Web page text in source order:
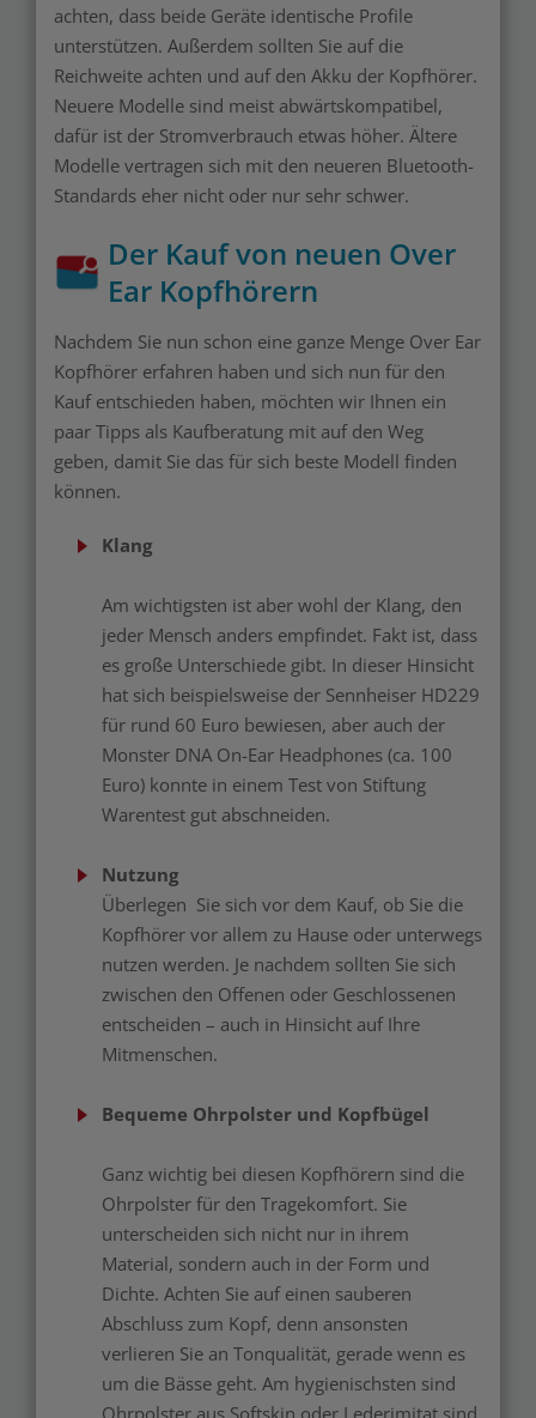
achten, dass beide Geräte identische Profile
unterstützen. Außerdem sollten Sie auf die
Reichweite achten und auf den Akku der Kopfhörer.
Neuere Modelle sind meist abwärtskompatibel,
dafür ist der Stromverbrauch etwas höher. Ältere
Modelle vertragen sich mit den neueren Bluetooth-
Standards eher nicht oder nur sehr schwer.
Der Kauf von neuen Over
Ear Kopfhörern
Nachdem Sie nun schon eine ganze Menge Over Ear
Kopfhörer erfahren haben und sich nun für den
Kauf entschieden haben, möchten wir Ihnen ein
paar Tipps als Kaufberatung mit auf den Weg
geben, damit Sie das für sich beste Modell finden
können.
Klang
Am wichtigsten ist aber wohl der Klang, den
jeder Mensch anders empfindet. Fakt ist, dass
es große Unterschiede gibt. In dieser Hinsicht
hat sich beispielsweise der Sennheiser HD229
für rund 60 Euro bewiesen, aber auch der
Monster DNA On-Ear Headphones (ca. 100
Euro) konnte in einem Test von Stiftung
Warentest gut abschneiden.
Nutzung
Überlegen Sie sich vor dem Kauf, ob Sie die
Kopfhörer vor allem zu Hause oder unterwegs
nutzen werden. Je nachdem sollten Sie sich
zwischen den Offenen oder Geschlossenen
entscheiden – auch in Hinsicht auf Ihre
Mitmenschen.
Bequeme Ohrpolster und Kopfbügel
Ganz wichtig bei diesen Kopfhörern sind die
Ohrpolster für den Tragekomfort. Sie
unterscheiden sich nicht nur in ihrem
Material, sondern auch in der Form und
Dichte. Achten Sie auf einen sauberen
Abschluss zum Kopf, denn ansonsten
verlieren Sie an Tonqualität, gerade wenn es
um die Bässe geht. Am hygienischsten sind